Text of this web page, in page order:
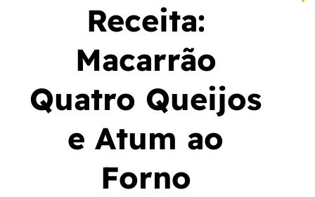
Receita:
Macarrão
Quatro Queijos
e Atum ao
Forno